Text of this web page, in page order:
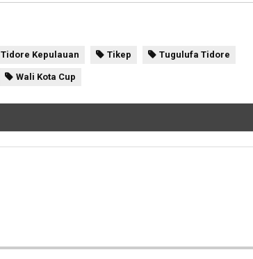
Tidore Kepulauan Tikep Tugulufa Tidore
Wali Kota Cup